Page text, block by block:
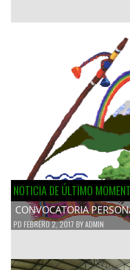
NOTICIA DE ÚLTIMO
CONVOCATORIA
PD FEBRERO 2, 2017 BYADMIN